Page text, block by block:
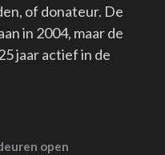
of donateur. De
in 2004, maar de
jaar actief in de
open